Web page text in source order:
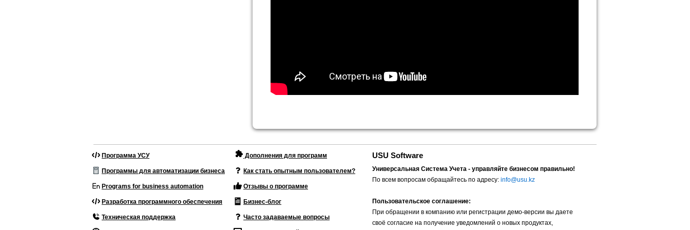
Программа УСУ
Программы для автоматизации бизнеса
Programs for business automation
Разработка программного обеспечения
Техническая поддержка
Дополнения для программ
Как стать опытным пользователем?
Отзывы о программе
Бизнес-блог
Часто задаваемые вопросы
USU Software
Универсальная Система Учета - управляйте бизнесом правильно!
По всем вопросам обращайтесь по адресу: info@usu.kz
Пользовательское соглашение:
При обращении в компанию или регистрации демо-версии вы даете
своё согласие на получение уведомлений о новых продуктах,